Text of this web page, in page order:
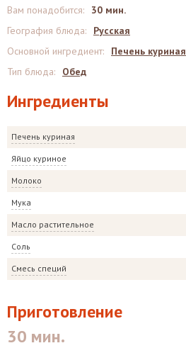
Ингредиенты
Печень куриная
Яйцо куриное
Молоко
Мука
Масло растительное
Соль
Смесь специй
Вам понадобится:
30 мин.
География блюда:
Русская
Основной ингредиент:
Печень куриная
Тип блюда: Обед
Приготовление
30 мин.